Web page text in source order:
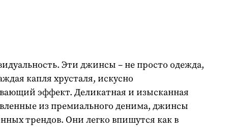
Эти джинсы – не просто одежда,
капля хрусталя, искусно
эффект. Деликатная и изысканная
из премиального денима, джинсы
трендов. Они легко впишутся как в